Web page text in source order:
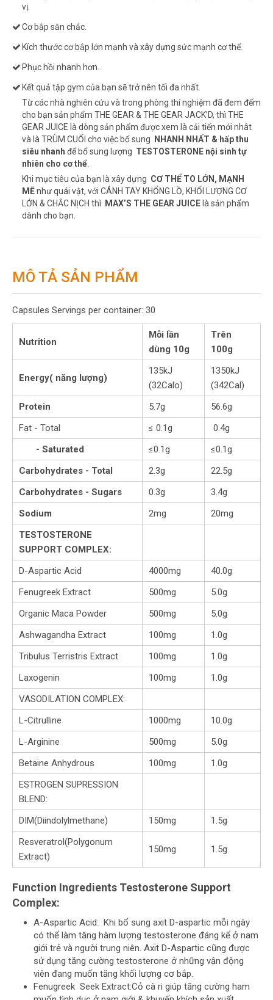
vị.
Cơ bắp săn chắc.
Kích thước cơ bắp lớn mạnh và xây dựng sức mạnh cơ thể.
Phục hồi nhanh hơn.
Kết quả tập gym của bạn sẽ trở nên tối đa nhất.
Từ các nhà nghiên cứu và trong phòng thí nghiệm đã đem đếm
cho bạn sản phẩm THE GEAR & THE GEAR JACK’D, thì THE
GEAR JUICE là dòng sản phẩm được xem là cải tiến mới nhât
và là TRÙM CUỐI cho việc bổ sung
NHANH NHẤT & hấp thu
siêu nhanh để bổ sung lượng TESTOSTERONE nội sinh tự
nhiên cho cơ thể
Khi mục tiêu của bạn là xây dựng CƠ THỂ TO LỚN, MẠNH
MẼnhư quái vật, với CÁNH TAY KHỔNG LỒ, KHỐI LƯỢNG CƠ
LỚN & CHẮC NỊCH thì
MAX’S THE GEAR JUICE là sản phẩm
dành cho bạn.
MÔ TẢ SẢN PHẨM
Capsules Servings per container: 30
Nutrition
Mỗi lần
dùng 10g
Trên
100g
Energy( năng lượng)
135kJ
(32Calo)
1350kJ
(342Cal)
Protein
5.7g
56.6g
Fat - Total
≤ 0.1g
0.4g
- Saturated
≤0.1g
≤0.1g
Carbohydrates - Total
2.3g
22.5g
Carbohydrates - Sugars
0.3g
3.4g
Sodium
2mg
20mg
TESTOSTERONE
SUPPORT COMPLEX:
D-Aspartic Acid
4000mg
40.0g
Fenugreek Extract
500mg
5.0g
Organic Maca Powder
500mg
5.0g
Ashwagandha Extract
100mg
1.0g
Tribulus Terristris Extract
100mg
1.0g
Laxogenin
100mg
1.0g
VASODILATION COMPLEX:
L-Citrulline
1000mg
10.0g
L-Arginine
500mg
5.0g
Betaine Anhydrous
100mg
1.0g
ESTROGEN SUPRESSION
BLEND:
DIM(Diindolylmethane)
150mg
1.5g
Resveratrol(Polygonum
Extract)
150mg 1.5g
Function Ingredients Testosterone Support
Complex:
A-Aspartic Acid: Khi bổ sung axit D-aspartic mỗi ngày
có thể làm tăng hàm lượng testosterone đáng kể ở nam
giới trẻ và người trung niên. Axit D-Aspartic cũng được
sử dụng tăng cường testosterone ở những vận động
viên đang muốn tăng khối lượng cơ bắp.
Fenugreek Seek Extract:Cỏ cà ri giúp tăng cường ham